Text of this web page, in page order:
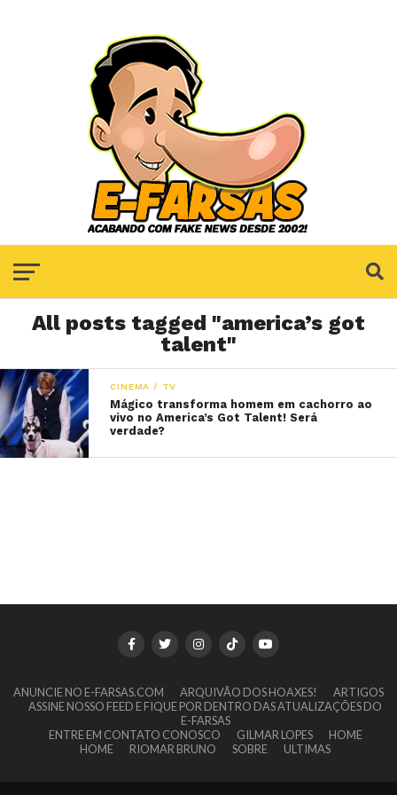
All posts tagged "america’s got
talent"
CINEMA / TV
Mágico transforma homem em cachorro ao
vivo no America’s Got Talent! Será
verdade?
ANUNCIE NO E-FARSAS.COM ARQUIVÃO DOS HOAXES!
ARTIGOS
ASSINE NOSSO FEED E FIQUE POR DENTRO DAS ATUALIZAÇÕES DO
E-FARSAS
ENTRE EM CONTATO CONOSCO
GILMAR LOPES
HOME
HOME
RIOMAR BRUNO SOBRE ULTIMAS